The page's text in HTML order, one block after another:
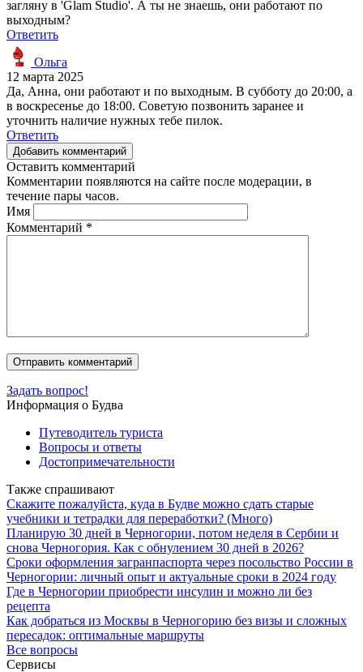
загляну в 'Glam Studio'. А ты не знаешь, они работают по
выходным?
Ответить
Ольга
12 марта 2025
Да, Анна, они работают и по выходным. В субботу до 20:00, а
в воскресенье до 18:00. Советую позвонить заранее и
уточнить наличие нужных тебе пилок.
Ответить
Добавить комментарий
Оставить комментарий
Комментарии появляются на сайте после модерации, в
течение пары часов.
Имя
Комментарий *
Задать вопрос!
Информация о Будва
Путеводитель туриста
Вопросы и ответы
Достопримечательности
Также спрашивают
Скажите пожалуйста, куда в Будве можно сдать старые
учебники и тетрадки для переработки? (Много)
Планирую 30 дней в Черногории, потом неделя в Сербии и
снова Черногория. Как с обнулением 30 дней в 2026?
Сроки оформления загранпаспорта через посольство России в
Черногории: личный опыт и актуальные сроки в 2024 году
Где в Черногории приобрести инсулин и можно ли без
рецепта
Как добраться из Москвы в Черногорию без визы и сложных
пересадок: оптимальные маршруты
Все вопросы
Сервисы